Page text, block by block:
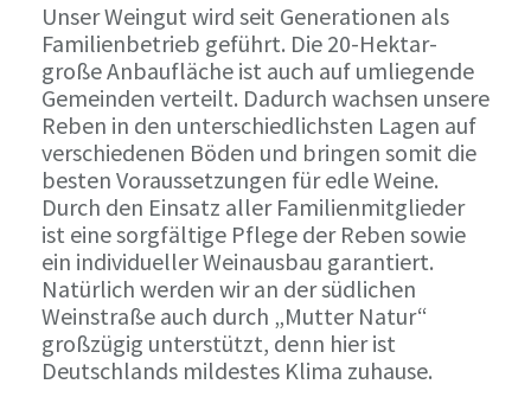
Unser Weingut wird seit Generationen als
Familienbetrieb geführt. Die 20-Hektar-
große Anbaufläche ist auch auf umliegende
Gemeinden verteilt. Dadurch wachsen unsere
Reben in den unterschiedlichsten Lagen auf
verschiedenen Böden und bringen somit die
besten Voraussetzungen für edle Weine.
Durch den Einsatz aller Familienmitglieder
ist eine sorgfältige Pflege der Reben sowie
ein individueller Weinausbau garantiert.
Natürlich werden wir an der südlichen
Weinstraße auch durch „Mutter Natur“
großzügig unterstützt, denn hier ist
Deutschlands mildestes Klima zuhause.